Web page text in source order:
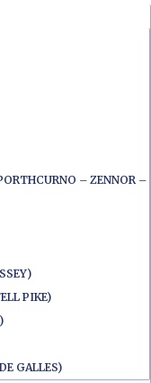
– ZENNOR –
PIKE)
GALLES)